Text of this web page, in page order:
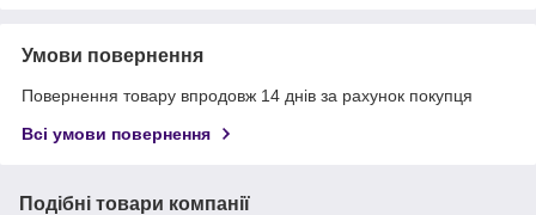
Умови повернення
Повернення товару впродовж 14 днів за рахунок покупця
Всі умови повернення
Подібні товари компанії